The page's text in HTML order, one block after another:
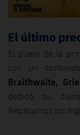
Fotos
eFootball
El último
El duelo de la
con un
Braithwaite,
dedicó su
Repasamos los